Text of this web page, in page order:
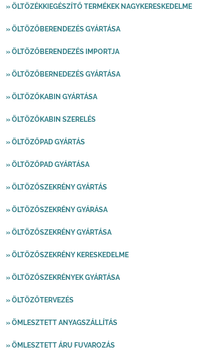
» ÖLTÖZÉKKIEGÉSZÍTŐ TERMÉKEK NAGYKERESKEDELME
» ÖLTÖZŐBERENDEZÉS GYÁRTÁSA
» ÖLTÖZŐBERENDEZÉS IMPORTJA
» ÖLTÖZŐBERNEDEZÉS GYÁRTÁSA
» ÖLTÖZŐKABIN GYÁRTÁSA
» ÖLTÖZŐKABIN SZERELÉS
» ÖLTÖZŐPAD GYÁRTÁS
» ÖLTÖZŐPAD GYÁRTÁSA
» ÖLTÖZŐSZEKRÉNY GYÁRTÁS
» ÖLTÖZŐSZEKRÉNY GYÁRÁSA
» ÖLTÖZŐSZEKRÉNY GYÁRTÁSA
» ÖLTÖZŐSZEKRÉNY KERESKEDELME
» ÖLTÖZŐSZEKRÉNYEK GYÁRTÁSA
» ÖLTÖZŐTERVEZÉS
» ÖMLESZTETT ANYAGSZÁLLÍTÁS
» ÖMLESZTETT ÁRU FUVAROZÁS